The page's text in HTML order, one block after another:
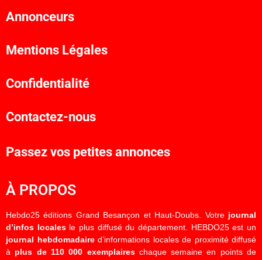
Annonceurs
Mentions Légales
Confidentialité
Contactez-nous
Passez vos petites annonces
À PROPOS
Hebdo25 éditions Grand Besançon et Haut-Doubs. Votre journal
d’infos localesle plus diffusé du département. HEBDO25 est un
journal hebdomadaired’informations locales de proximité diffusé
à plus de 110 000 exemplaireschaque semaine en points de